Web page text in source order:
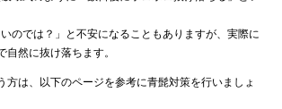
のでは？」と不安になることもありますが、実際に
然に抜け落ちます。
方は、以下のページを参考に青髭対策を行いましょ